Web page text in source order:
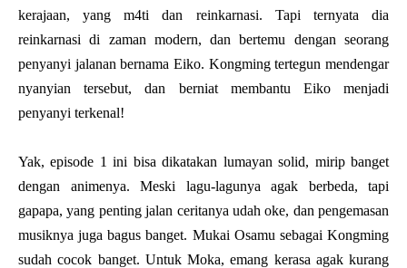
kerajaan, yang m4ti dan reinkarnasi. Tapi ternyata dia
reinkarnasi di zaman modern, dan bertemu dengan seorang
penyanyi jalanan bernama Eiko. Kongming tertegun mendengar
nyanyian tersebut, dan berniat membantu Eiko menjadi
penyanyi terkenal!
Yak, episode 1 ini bisa dikatakan lumayan solid, mirip banget
dengan animenya. Meski lagu-lagunya agak berbeda, tapi
gapapa, yang penting jalan ceritanya udah oke, dan pengemasan
musiknya juga bagus banget. Mukai Osamu sebagai Kongming
sudah cocok banget. Untuk Moka, emang kerasa agak kurang